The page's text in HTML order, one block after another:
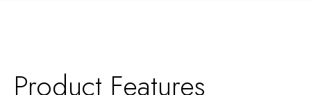
Product Features